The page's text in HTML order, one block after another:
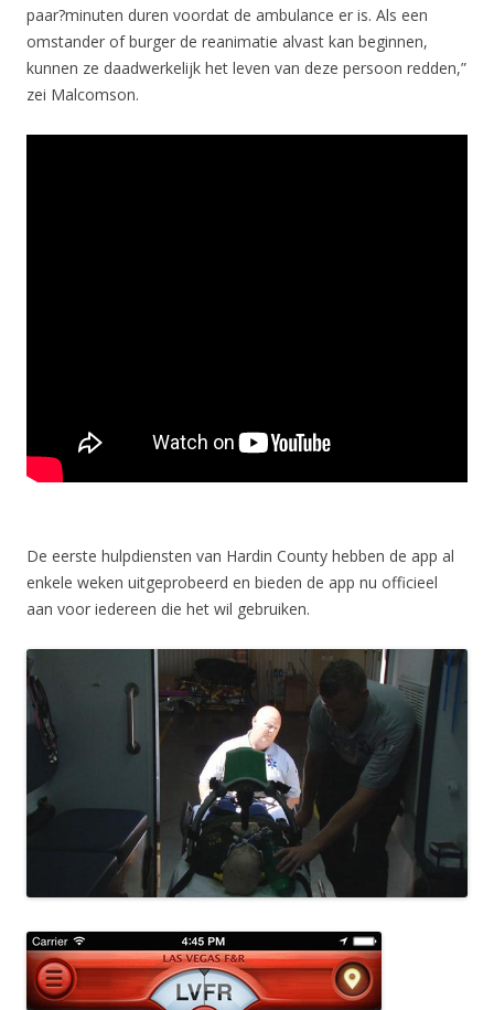
paar?minuten duren voordat de ambulance er is. Als een
omstander of burger de reanimatie alvast kan beginnen,
kunnen ze daadwerkelijk het leven van deze persoon redden,”
zei Malcomson.
De eerste hulpdiensten van Hardin County hebben de app al
enkele weken uitgeprobeerd en bieden de app nu officieel
aan voor iedereen die het wil gebruiken.